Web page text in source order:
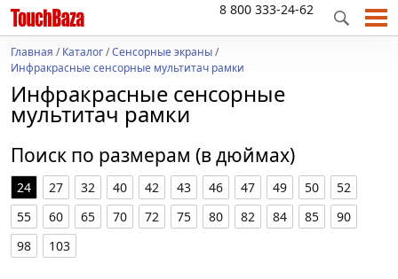
8 800 333-24-62
Главная /Каталог/Сенсорные экраны/
Инфракрасные сенсорные мультитач рамки
Инфракрасные сенсорные
мультитач рамки
Поиск по размерам (в дюймах)
24 27 32 40 42 43 46 47 49 50
52
55
60 65 70 72 75 80 82 84 85
90
98
103